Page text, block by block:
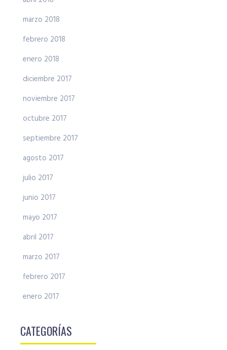
marzo 2018
febrero 2018
enero 2018
diciembre 2017
noviembre 2017
octubre 2017
septiembre 2017
agosto 2017
julio 2017
junio 2017
mayo 2017
abril 2017
marzo 2017
febrero 2017
enero 2017
CATEGORÍAS